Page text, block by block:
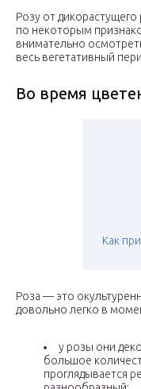
Розу от
по некоторым
внимательно
весь вегетативный
Во время
Как
Роза — это
довольно легко в
у розы они
большое
проглядывается